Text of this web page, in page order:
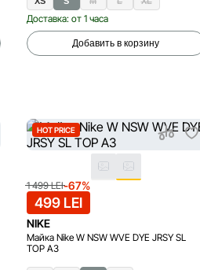
Доставка: от 1 часа
Добавить в корзину
HOT PRICE
1 499 LEI-67%
499 LEI
NIKE
Майка Nike W NSW WVE DYE JRSY SL
TOP A3